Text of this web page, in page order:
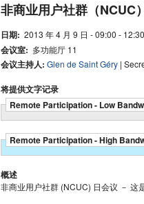
非商业用户社群（NCUC
日期: 2013 年 4 月 9 日 - 09:00 - 12:30
会议室: 多功能厅 11
会议主持人: Glen de Saint Géry |
将提供文字记录
Remote Participation - Low
Remote Participation - High
概述
非商业用户社群 (NCUC) 日会议 － 这